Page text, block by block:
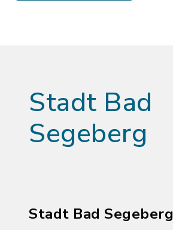
Stadt Bad
Segeberg
Stadt Bad Segeberg